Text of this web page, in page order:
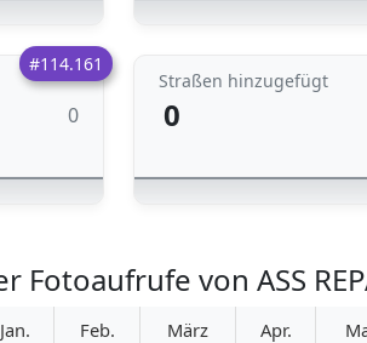
#114.161
0
Straßen hinzugefügt
0
von ASS
Jan. Feb. März Apr.